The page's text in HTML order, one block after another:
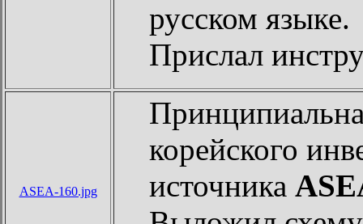
русском языке.
Прислал
ASEA-160.jpg
корейского
источника